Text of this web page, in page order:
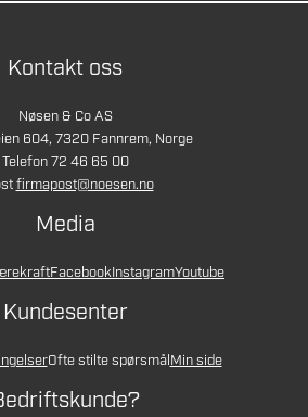
Kontakt oss
Nøsen & Co AS
604, 7320 Fannrem, Norge
Telefon 72 46 65 00
firmapost@noesen.no
Media
FacebookInstagramYoutube
Kundesenter
Ofte stilte spørsmålMin side